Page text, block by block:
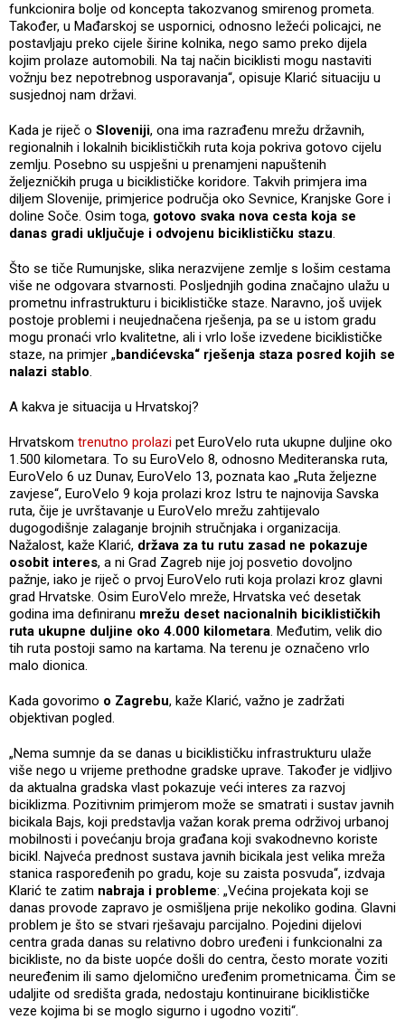
funkcionira bolje od koncepta takozvanog smirenog prometa.
Također, u Mađarskoj se uspornici, odnosno ležeći policajci, ne
postavljaju preko cijele širine kolnika, nego samo preko dijela
kojim prolaze automobili. Na taj način biciklisti mogu nastaviti
vožnju bez nepotrebnog usporavanja“, opisuje Klarić situaciju u
susjednoj nam državi.
Kada je riječ o Sloveniji, ona ima razrađenu mrežu državnih,
regionalnih i lokalnih biciklističkih ruta koja pokriva gotovo cijelu
zemlju. Posebno su uspješni u prenamjeni napuštenih
željezničkih pruga u biciklističke koridore. Takvih primjera ima
diljem Slovenije, primjerice područja oko Sevnice, Kranjske Gore i
doline Soče. Osim toga, gotovo svaka nova cesta koja se
danas gradi uključuje i odvojenu biciklističku stazu
Što se tiče Rumunjske, slika nerazvijene zemlje s lošim cestama
više ne odgovara stvarnosti. Posljednjih godina značajno ulažu u
prometnu infrastrukturu i biciklističke staze. Naravno, još uvijek
postoje problemi i neujednačena rješenja, pa se u istom gradu
mogu pronaći vrlo kvalitetne, ali i vrlo loše izvedene biciklističke
staze, na primjer „bandićevska“ rješenja staza posred kojih se
nalazi stablo
A kakva je situacija u Hrvatskoj?
Hrvatskom trenutno prolazi pet EuroVelo ruta ukupne duljine oko
1.500 kilometara. To su EuroVelo 8, odnosno Mediteranska ruta,
EuroVelo 6 uz Dunav, EuroVelo 13, poznata kao „Ruta željezne
zavjese“, EuroVelo 9 koja prolazi kroz Istru te najnovija Savska
ruta, čije je uvrštavanje u EuroVelo mrežu zahtijevalo
dugogodišnje zalaganje brojnih stručnjaka i organizacija.
Nažalost, kaže Klarić, država za tu rutu zasad ne pokazuje
osobit interes, a ni Grad Zagreb nije joj posvetio dovoljno
pažnje, iako je riječ o prvoj EuroVelo ruti koja prolazi kroz glavni
grad Hrvatske. Osim EuroVelo mreže, Hrvatska već desetak
godina ima definiranu mrežu deset nacionalnih biciklističkih
ruta ukupne duljine oko 4.000 kilometara . Međutim, velik dio
tih ruta postoji samo na kartama. Na terenu je označeno vrlo
malo dionica.
Kada govorimo o Zagrebu, kaže Klarić, važno je zadržati
objektivan pogled.
„Nema sumnje da se danas u biciklističku infrastrukturu ulaže
više nego u vrijeme prethodne gradske uprave. Također je vidljivo
da aktualna gradska vlast pokazuje veći interes za razvoj
biciklizma. Pozitivnim primjerom može se smatrati i sustav javnih
bicikala Bajs, koji predstavlja važan korak prema održivoj urbanoj
mobilnosti i povećanju broja građana koji svakodnevno koriste
bicikl. Najveća prednost sustava javnih bicikala jest velika mreža
stanica raspoređenih po gradu, koje su zaista posvuda“, izdvaja
Klarić te zatim nabraja i probleme: „Većina projekata koji se
danas provode zapravo je osmišljena prije nekoliko godina. Glavni
problem je što se stvari rješavaju parcijalno. Pojedini dijelovi
centra grada danas su relativno dobro uređeni i funkcionalni za
bicikliste, no da biste uopće došli do centra, često morate voziti
neuređenim ili samo djelomično uređenim prometnicama. Čim se
udaljite od središta grada, nedostaju kontinuirane biciklističke
veze kojima bi se moglo sigurno i ugodno voziti“.